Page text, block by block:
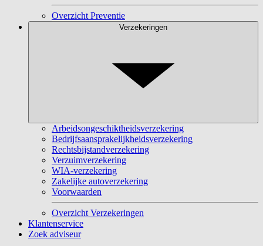
Overzicht Preventie
Verzekeringen
Arbeidsongeschiktheidsverzekering
Bedrijfsaansprakelijkheidsverzekering
Rechtsbijstandverzekering
Verzuimverzekering
WIA-verzekering
Zakelijke autoverzekering
Voorwaarden
Overzicht Verzekeringen
Klantenservice
Zoek adviseur